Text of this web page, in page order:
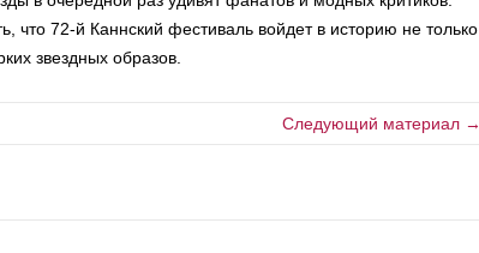
что 72-й Каннский фестиваль войдет в историю не только
звездных образов.
Следующий материал →